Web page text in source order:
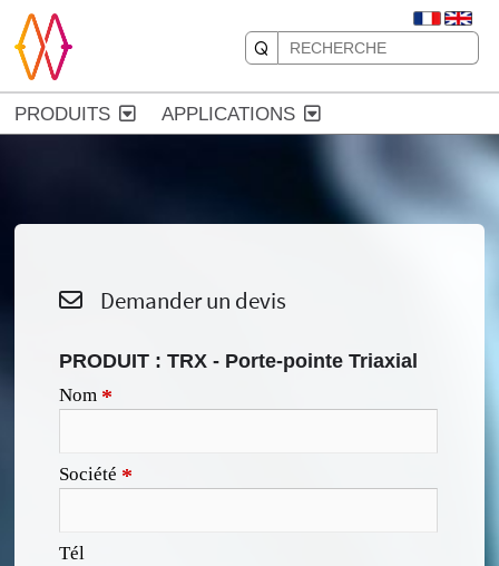
PRODUITS APPLICATIONS
Demander un devis
PRODUIT :TRX - Porte-pointe Triaxial
Nom *
Société *
Tél